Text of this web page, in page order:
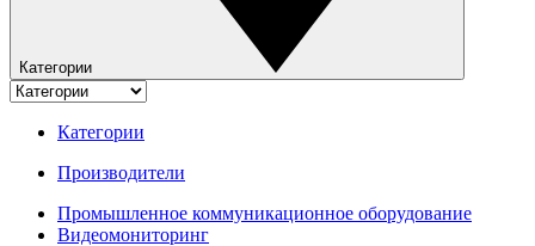
Категории
Категории
Производители
Промышленное коммуникационное оборудование
Видеомониторинг